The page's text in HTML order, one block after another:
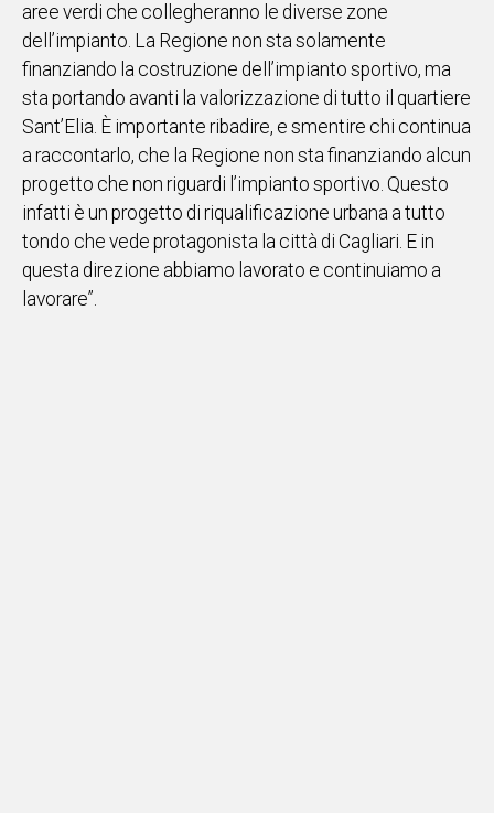
aree verdi che collegheranno le diverse zone
dell’impianto. La Regione non sta solamente
finanziando la costruzione dell’impianto sportivo, ma
sta portando avanti la valorizzazione di tutto il quartiere
Sant’Elia. È importante ribadire, e smentire chi continua
a raccontarlo, che la Regione non sta finanziando alcun
progetto che non riguardi l’impianto sportivo. Questo
infatti è un progetto di riqualificazione urbana a tutto
tondo che vede protagonista la città di Cagliari. E in
questa direzione abbiamo lavorato e continuiamo a
lavorare”.